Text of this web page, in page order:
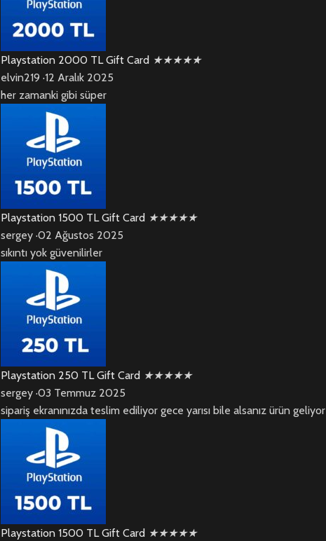
Playstation 2000 TL Gift Card ★★★★★
elvin219 ·12 Aralık 2025
her zamanki gibi süper
Playstation 1500 TL Gift Card ★★★★★
sergey ·02 Ağustos 2025
sıkıntı yok güvenilirler
Playstation 250 TL Gift Card ★★★★★
sergey ·03 Temmuz 2025
sipariş ekranınızda teslim ediliyor gece yarısı bile alsanız ürün geliyor
Playstation 1500 TL Gift Card ★★★★★